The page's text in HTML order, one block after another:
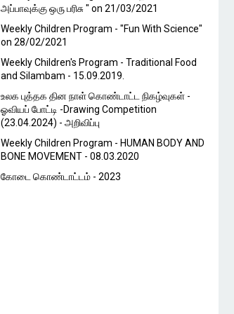
அப்பாவுக்கு ஒரு பரிசு " on 21/03/2021
Weekly Children Program - "Fun With Science"
on 28/02/2021
Weekly Children's Program - Traditional Food
and Silambam - 15.09.2019.
உலக புத்தக தின நாள் கொண்டாட்ட நிகழ்வுகள் -
ஓவியப் போட்டி -Drawing Competition
(23.04.2024) - அறிவிப்பு
Weekly Children Program - HUMAN BODY AND
BONE MOVEMENT - 08.03.2020
கோடை கொண்டாட்டம் - 2023